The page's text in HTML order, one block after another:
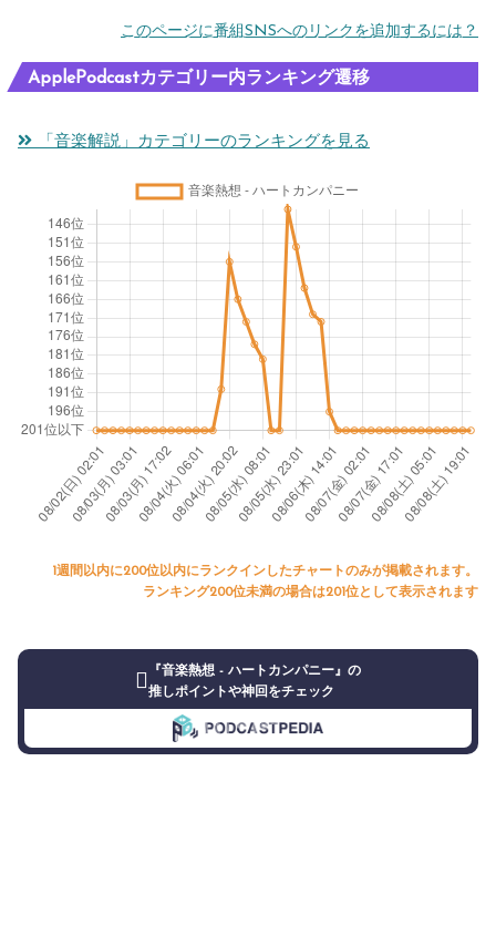
このページに番組SNSへのリンクを追加するには？
ApplePodcastカテゴリー内ランキング遷移
「音楽解説」カテゴリーのランキングを見る
1週間以内に200位以内にランクインしたチャートのみが掲載されます。
ランキング200位未満の場合は201位として表示されます
『音楽熱想 - ハートカンパニー』の
推しポイントや神回をチェック